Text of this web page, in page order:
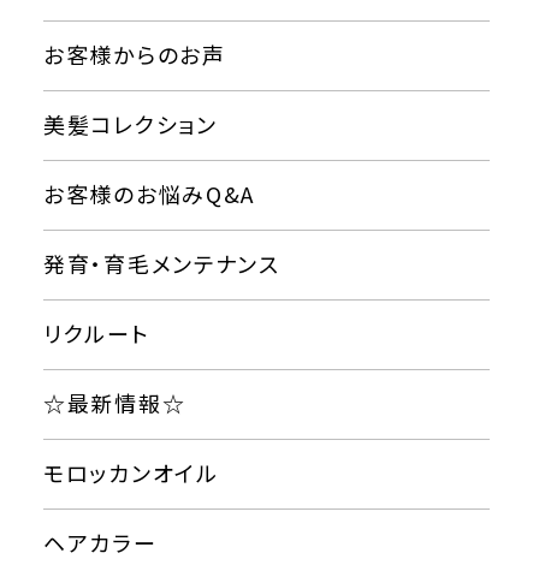
お客様からのお声
美髪コレクション
お客様のお悩みQ&A
発育・育毛メンテナンス
リクルート
☆最新情報☆
モロッカンオイル
ヘアカラー